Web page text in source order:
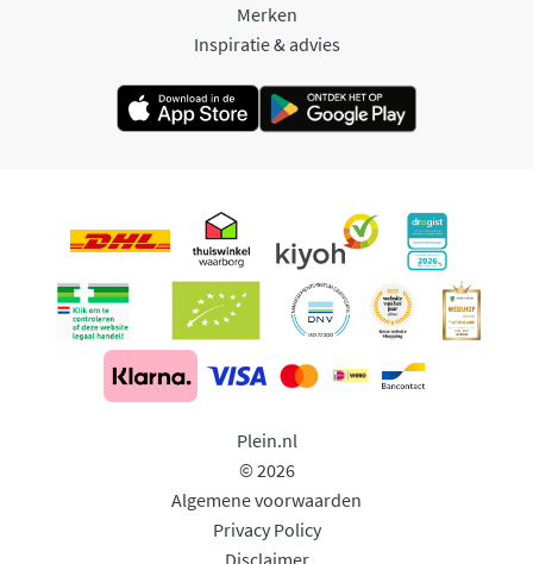
Merken
Inspiratie & advies
Plein.nl
© 2026
Algemene voorwaarden
Privacy Policy
Disclaimer